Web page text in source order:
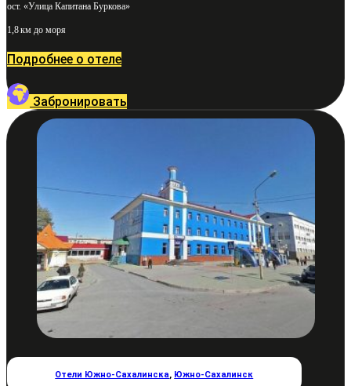
ост. «Улица Капитана Буркова»
1,8 км до моря
Подробнее о отеле
Забронировать
Отели Южно-Сахалинска, Южно-Сахалинск